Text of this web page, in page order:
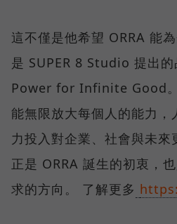
這不僅是他希望 ORRA 能
是 SUPER 8 Studio 提出
Power for Infinite Good
能無限放大每個人的能力，
力投入對企業、社會與未來
正是 ORRA 誕生的初衷，
求的方向。 了解更多